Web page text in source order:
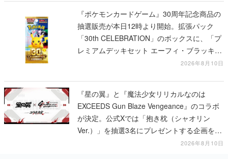
『ポケモンカードゲーム』30周年記念商品の
抽選販売が本日12時より開始。拡張パック
「30th CELEBRATION」のボックスに、「プ
レミアムデッキセット エーフィ・ブラッキ
ー」「FUTURISTIC BOX」の計3商品2026年8月10日
『星の翼』と『魔法少女リリカルなのは
EXCEEDS Gun Blaze Vengeance』のコラボ
が決定。公式Xでは「抱き枕（シャオリン
Ver.）」を抽選3名にプレゼントする企画を実
2026年8月10日